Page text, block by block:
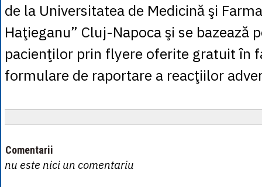
de la Universitatea de Medicină şi
Haţieganu” Cluj-Napoca şi se bazează
pacienţilor prin flyere oferite gratuit în
formulare de raportare a reacţiilor
Comentarii
nu este nici un comentariu